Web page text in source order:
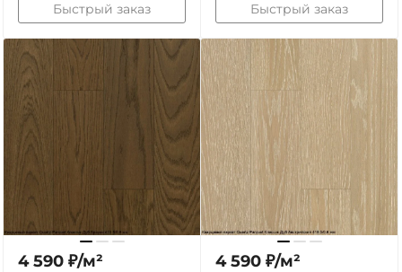
Быстрый заказ Быстрый заказ
4 590 ₽/м² 4 590 ₽/м²